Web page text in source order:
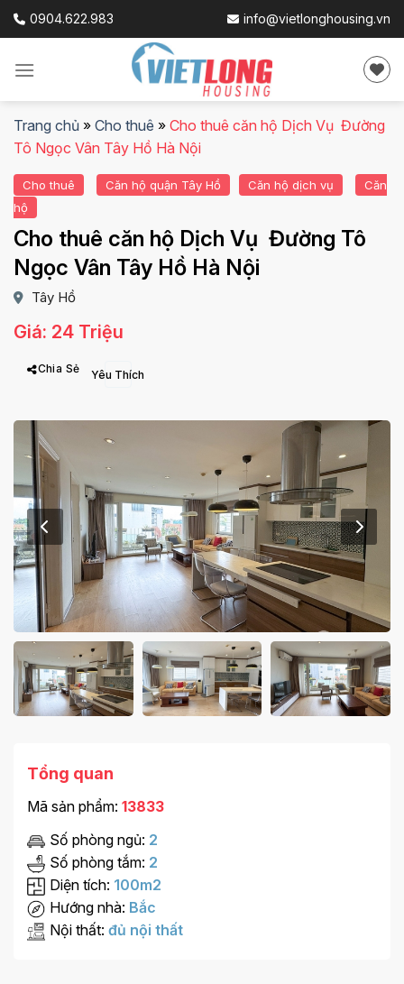
Skip
0904.622.983 info@vietlonghousing.vn
Trang chủ » Cho thuê » Cho thuê căn hộ Dịch Vụ Đường
Tô Ngọc Vân Tây Hồ Hà Nội
Cho thuê Căn hộ quận Tây Hồ Căn hộ dịch vụ
Căn
hộ
Cho thuê căn hộ Dịch Vụ Đường Tô
Ngọc Vân Tây Hồ Hà Nội
Tây Hồ
Giá: 24 Triệu
Chia Sẻ
Tổng quan
Mã sản phẩm: 13833
Số phòng ngủ: 2
Số phòng tắm: 2
Diện tích: 100m2
Hướng nhà: Bắc
Nội thất: đủ nội thất